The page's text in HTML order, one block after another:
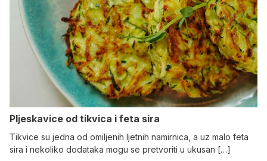
Pljeskavice od tikvica i feta sira
Tikvice su jedna od omiljenih ljetnih namirnica, a uz malo feta
sira i nekoliko dodataka mogu se pretvoriti u ukusan […]